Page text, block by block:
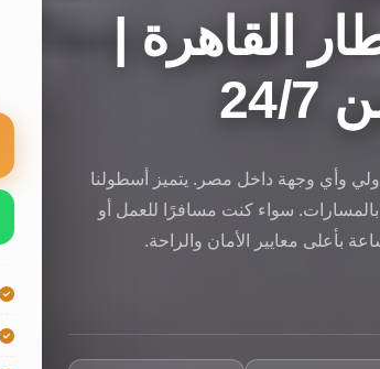
القاهرة |
7
وأي وجهة داخل مصر. يتميز أسطولنا
سواء كنت مسافرًا للعمل أو
بأعلى معايير الأمان والراحة.